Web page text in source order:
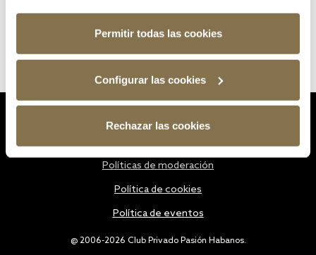
Permitir todas las cookies
Configurar las cookies
Rechazar las cookies
@ 2006-2026 Club Privado Pasión Habanos.
Políticas de moderación
Política de cookies
Política de eventos